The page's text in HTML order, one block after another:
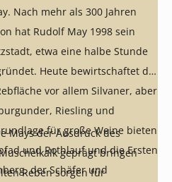
Nach mehr als 300 Jahren
hat Rudolf May 1998 sein
etwa eine halbe Stunde
Heute bewirtschaftet die
vor allem Silvaner, aber
Riesling und
für große Weine bieten
und Rothlauf und die Ersten
der Schäfer und
Mays der Ausdruck des
geprägt bringen
Reben sorgen für